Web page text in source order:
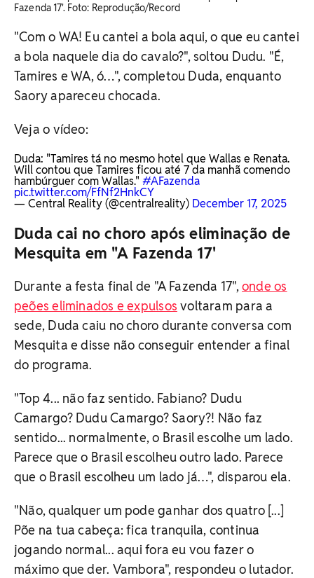
Fazenda 17'. Foto: Reprodução/Record
"Com o WA! Eu cantei a bola aqui, o que eu cantei
a bola naquele dia do cavalo?", soltou Dudu. "É,
Tamires e WA, ó…", completou Duda, enquanto
Saory apareceu chocada.
Veja o vídeo:
Duda: "Tamires tá no mesmo hotel que Wallas e Renata.
Will contou que Tamires ficou até 7 da manhã comendo
hambúrguer com Wallas." #AFazenda
pic.twitter.com/FfNf2HnkCY
— Central Reality (@centralreality) December 17, 2025
Duda cai no choro após eliminação de
Mesquita em "A Fazenda 17'
Durante a festa final de "A Fazenda 17",onde os
peões eliminados e expulsos voltaram para a
sede, Duda caiu no choro durante conversa com
Mesquita e disse não conseguir entender a final
do programa.
"Top 4... não faz sentido. Fabiano? Dudu
Camargo? Dudu Camargo? Saory?! Não faz
sentido... normalmente, o Brasil escolhe um lado.
Parece que o Brasil escolheu outro lado. Parece
que o Brasil escolheu um lado já…", disparou ela.
"Não, qualquer um pode ganhar dos quatro [...]
Põe na tua cabeça: fica tranquila, continua
jogando normal... aqui fora eu vou fazer o
máximo que der. Vambora", respondeu o lutador.